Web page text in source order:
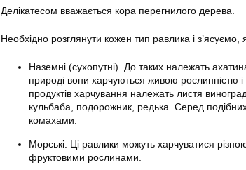
Делікатесом вважається кора перегнилого дерева.
Необхідно розглянути кожен тип равлика і
Наземні (сухопутні). До таких належать
природі вони харчуються живою рослинністю
продуктів харчування належать листя
кульбаба, подорожник, редька. Серед
комахами.
Морські. Ці равлики можуть харчуватися
фруктовими рослинами.